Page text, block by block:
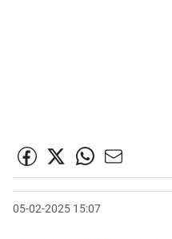
05-02-2025 15:07